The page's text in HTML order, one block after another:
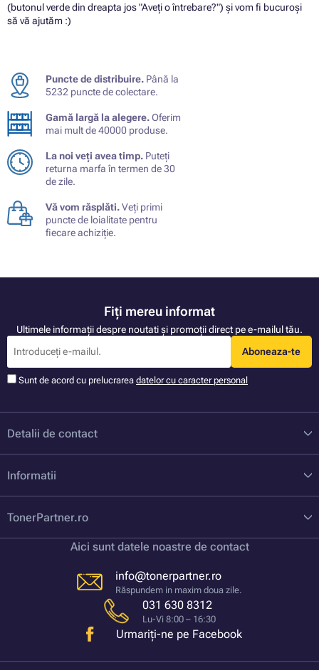
(butonul verde din dreapta jos "Aveți o întrebare?") și vom fi bucuroși
să vă ajutăm :)
Puncte de distribuire. Până la
5232 puncte de colectare.
Gamă largă la alegere.Oferim
mai mult de 40000 produse.
La noi veți avea timp. Puteți
returna marfa în termen de 30
de zile.
Vă vom răsplăti.Veți primi
puncte de loialitate pentru
fiecare achiziție.
Fiți mereu informat
Ultimele informații despre noutati și promoții direct pe e-mailul tău.
Aboneaza-te
Sunt de acord cu prelucrarea datelor cu caracter personal
Detalii de contact
Informatii
TonerPartner.ro
Aici sunt datele noastre de contact
info@tonerpartner.ro
Răspundem in maxim doua zile.
031 630 8312
Lu-Vi 8:00 – 16:30
Urmariți-ne pe Facebook